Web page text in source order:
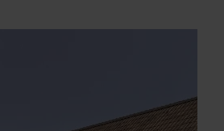
K55: